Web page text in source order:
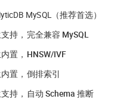
MySQL（推荐首选）
持，完全兼容 MySQL
内置，HNSW/IVF
置，倒排索引
支持，自动 Schema 推断